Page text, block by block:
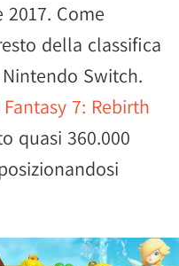
Come
della classifica
Switch.
7: Rebirth
quasi 360.000